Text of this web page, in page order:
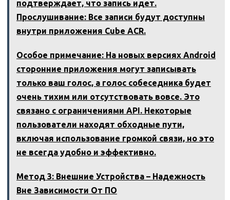
подтверждает, что запись идет.
Прослушивание: Все записи будут доступны
внутри приложения Cube ACR.
Особое примечание: На новых версиях Android
сторонние приложения могут записывать
только ваш голос, а голос собеседника будет
очень тихим или отсутствовать вовсе. Это
связано с ограничениями API. Некоторые
пользователи находят обходные пути,
включая использование громкой связи, но это
не всегда удобно и эффективно.
Метод 3: Внешние Устройства – Надежность
Вне Зависимости От ПО